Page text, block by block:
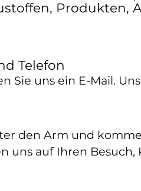
Produkten,
Telefon
Sie uns ein E-Mail.
den Arm und
uns auf Ihren